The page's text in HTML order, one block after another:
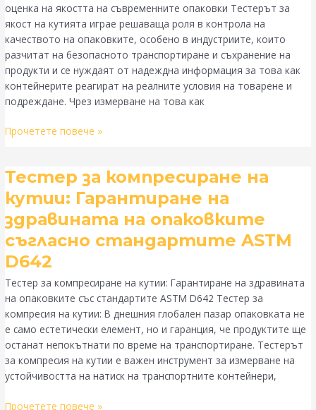
оценка на якостта на съвременните опаковки Тестерът за
якост на кутията играе решаваща роля в контрола на
качеството на опаковките, особено в индустриите, които
разчитат на безопасното транспортиране и съхранение на
продукти и се нуждаят от надеждна информация за това как
контейнерите реагират на реалните условия на товарене и
подреждане. Чрез измерване на това как
оценка
на
натиск
ASTM
D642
Прочетете повече »
Тестер за компресиране на
кутии: Гарантиране на
здравината на опаковките
съгласно стандартите ASTM
D642
Тестер за компресиране на кутии: Гарантиране на здравината
на опаковките със стандартите ASTM D642 Тестер за
компресия на кутии: В днешния глобален пазар опаковката не
е само естетически елемент, но и гаранция, че продуктите ще
останат непокътнати по време на транспортиране. Тестерът
за компресия на кутии е важен инструмент за измерване на
устойчивостта на натиск на транспортните контейнери,
Тестер
за
компресиране
на
кутии:
Гарантиране
на
здравината
на
опаковките
съгласно
стандартите
ASTM
D642
Прочетете повече »